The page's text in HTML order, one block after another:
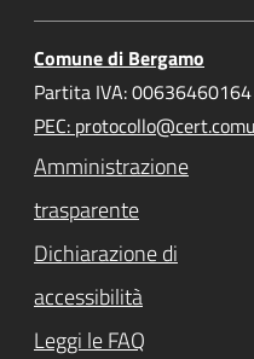
Comune di Bergamo
Partita IVA: 00636460164
PEC:
Amministrazione
trasparente
Dichiarazione di
accessibilità
Leggi le FAQ